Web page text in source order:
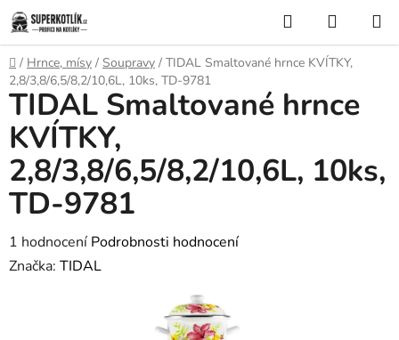
Přejít
na
obsah
Hledat
KOŠÍK
Domů
/ Hrnce, mísy / Soupravy / TIDAL Smaltované hrnce KVÍTKY,
2,8/3,8/6,5/8,2/10,6L, 10ks, TD-9781
TIDAL Smaltované hrnce
KVÍTKY,
2,8/3,8/6,5/8,2/10,6L, 10ks,
TD-9781
Průměrné
hodnocení
1 hodnocení Podrobnosti hodnocení
Značka: TIDAL